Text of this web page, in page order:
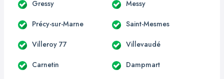
Gressy Messy
Précy-sur-Marne Saint-Mesmes
Villeroy 77 Villevaudé
Carnetin Dampmart